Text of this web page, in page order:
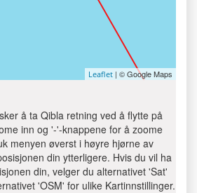
Leaflet | © Google Maps
å ta Qibla retning ved å flytte på
inn og '-'-knappene for å zoome
menyen øverst i høyre hjørne av
din ytterligere. Hvis du vil ha
din, velger du alternativet 'Sat'
'OSM' for ulike Kartinnstillinger.